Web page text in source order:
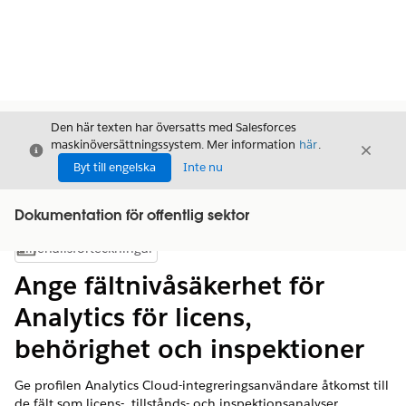
Stäng
Den här texten har översatts med Salesforces
maskinöversättningssystem. Mer information här.
Byt till engelska
Inte nu
Stäng
Dokumentation för offentlig sektor
Visa innehållsförteckning
Innehållsförteckningar
Ange fältnivåsäkerhet för
Analytics för licens,
behörighet och inspektioner
Ge profilen Analytics Cloud-integreringsanvändare åtkomst till